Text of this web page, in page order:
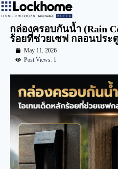
กล่องครอบกันน้ำ (Rain
ร้อยที่ช่วยเซฟ กลอนปร
May 11, 2026
Post Views: 1